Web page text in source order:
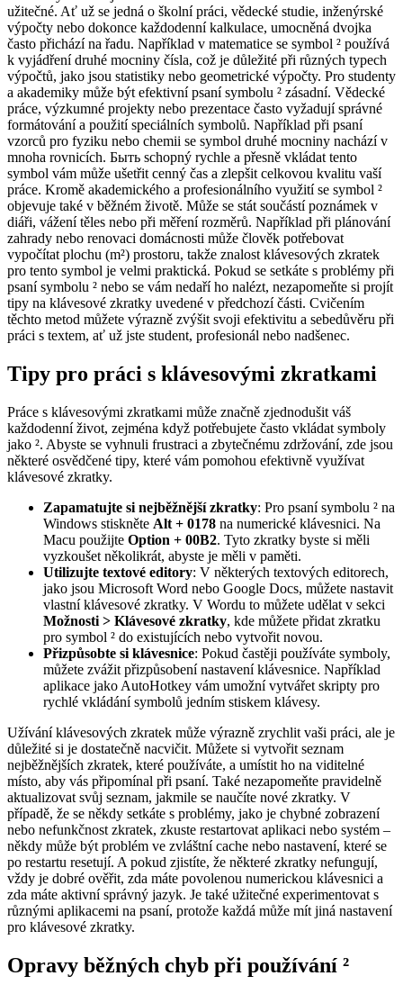
užitečné. Ať už se jedná o školní práci, vědecké studie, inženýrské
výpočty nebo dokonce každodenní kalkulace, umocněná dvojka
často přichází na řadu. Například v matematice se symbol ² používá
k vyjádření druhé mocniny čísla, což je důležité při různých typech
výpočtů, jako jsou statistiky nebo geometrické výpočty. Pro studenty
a akademiky může být efektivní psaní symbolu ² zásadní. Vědecké
práce, výzkumné projekty nebo prezentace často vyžadují správné
formátování a použití speciálních symbolů. Například při psaní
vzorců pro fyziku nebo chemii se symbol druhé mocniny nachází v
mnoha rovnicích. Быть schopný rychle a přesně vkládat tento
symbol vám může ušetřit cenný čas a zlepšit celkovou kvalitu vaší
práce. Kromě akademického a profesionálního využití se symbol ²
objevuje také v běžném životě. Může se stát součástí poznámek v
diáři, vážení těles nebo při měření rozměrů. Například při plánování
zahrady nebo renovaci domácnosti může člověk potřebovat
vypočítat plochu (m²) prostoru, takže znalost klávesových zkratek
pro tento symbol je velmi praktická. Pokud se setkáte s problémy při
psaní symbolu ² nebo se vám nedaří ho nalézt, nezapomeňte si projít
tipy na klávesové zkratky uvedené v předchozí části. Cvičením
těchto metod můžete výrazně zvýšit svoji efektivitu a sebedůvěru při
práci s textem, ať už jste student, profesionál nebo nadšenec.
Tipy pro práci s klávesovými zkratkami
Práce s klávesovými zkratkami může značně zjednodušit váš
každodenní život, zejména když potřebujete často vkládat symboly
jako ². Abyste se vyhnuli frustraci a zbytečnému zdržování, zde jsou
některé osvědčené tipy, které vám pomohou efektivně využívat
klávesové zkratky.
Zapamatujte si nejběžnější zkratky: Pro psaní symbolu ² na
Windows stiskněte Alt + 0178 na numerické klávesnici. Na
Macu použijte Option + 00B2. Tyto zkratky byste si měli
vyzkoušet několikrát, abyste je měli v paměti.
Utilizujte textové editory: V některých textových editorech,
jako jsou Microsoft Word nebo Google Docs, můžete nastavit
vlastní klávesové zkratky. V Wordu to můžete udělat v sekci
Možnosti > Klávesové zkratky, kde můžete přidat zkratku
pro symbol ² do existujících nebo vytvořit novou.
Přizpůsobte si klávesnice: Pokud častěji používáte symboly,
můžete zvážit přizpůsobení nastavení klávesnice. Například
aplikace jako AutoHotkey vám umožní vytvářet skripty pro
rychlé vkládání symbolů jedním stiskem klávesy.
Užívání klávesových zkratek může výrazně zrychlit vaši práci, ale je
důležité si je dostatečně nacvičit. Můžete si vytvořit seznam
nejběžnějších zkratek, které používáte, a umístit ho na viditelné
místo, aby vás připomínal při psaní. Také nezapomeňte pravidelně
aktualizovat svůj seznam, jakmile se naučíte nové zkratky. V
případě, že se někdy setkáte s problémy, jako je chybné zobrazení
nebo nefunkčnost zkratek, zkuste restartovat aplikaci nebo systém –
někdy může být problém ve zvláštní cache nebo nastavení, které se
po restartu resetují. A pokud zjistíte, že některé zkratky nefungují,
vždy je dobré ověřit, zda máte povolenou numerickou klávesnici a
zda máte aktivní správný jazyk. Je také užitečné experimentovat s
různými aplikacemi na psaní, protože každá může mít jiná nastavení
pro klávesové zkratky.
Opravy běžných chyb při používání ²